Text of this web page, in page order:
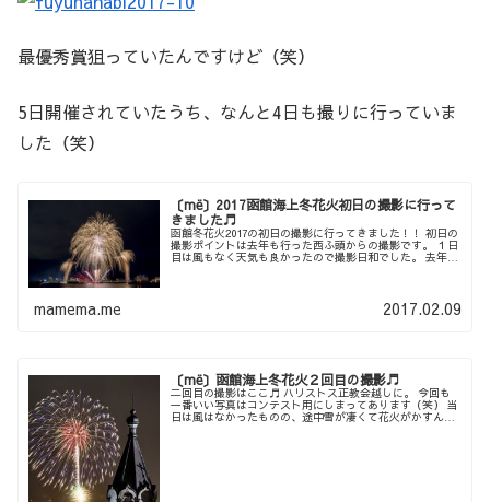
最優秀賞狙っていたんですけど（笑）
5日開催されていたうち、なんと4日も撮りに行っていま
した（笑）
〔më〕2017函館海上冬花火初日の撮影に行って
きました♬
函館冬花火2017の初日の撮影に行ってきました！！ 初日の
撮影ポイントは去年も行った西ふ頭からの撮影です。 １日
目は風もなく天気も良かったので撮影日和でした。 去年よ
mamema.me 2017.02.09
〔më〕函館海上冬花火２回目の撮影♬
二回目の撮影はここ♬ ハリストス正教会越しに。 今回も
一番いい写真はコンテスト用にしまってあります（笑） 当
日は風はなかったものの、途中雪が凄くて花火がかすんで